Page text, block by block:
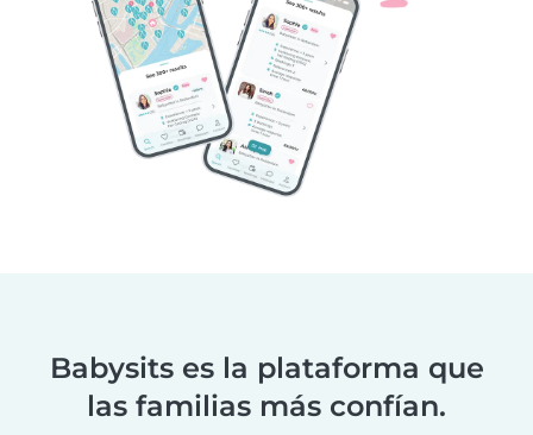
Babysits es la plataforma que
las familias más confían.